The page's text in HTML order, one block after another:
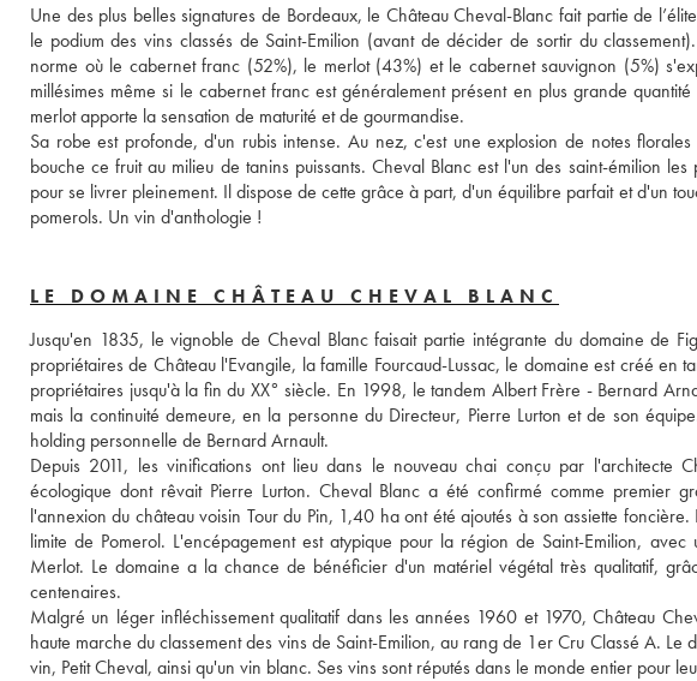
Une des plus belles signatures de Bordeaux, le Château Cheval-Blanc fait partie de
le podium des vins classés de Saint-Emilion (avant de décider de sortir du
norme où le cabernet franc (52%), le merlot (43%) et le cabernet sauvignon (5%)
millésimes même si le cabernet franc est généralement présent en plus grande
merlot apporte la sensation de maturité et de gourmandise.
Sa robe est profonde, d'un rubis intense. Au nez, c'est une explosion de notes
bouche ce fruit au milieu de tanins puissants. Cheval Blanc est l'un des saint-émilion
pour se livrer pleinement. Il dispose de cette grâce à part, d'un équilibre parfait et d'un
pomerols. Un vin d'anthologie !
LE DOMAINE CHÂTEAU CHEVAL BLANC
Jusqu'en 1835, le vignoble de Cheval Blanc faisait partie intégrante du domaine de
propriétaires de Château l'Evangile, la famille Fourcaud-Lussac, le domaine est créé en
propriétaires jusqu'à la fin du XX° siècle. En 1998, le tandem Albert Frère - Bernard
mais la continuité demeure, en la personne du Directeur, Pierre Lurton et de son
holding personnelle de Bernard Arnault.
Depuis 2011, les vinifications ont lieu dans le nouveau chai conçu par l'architecte
écologique dont rêvait Pierre Lurton. Cheval Blanc a été confirmé comme premier
l'annexion du château voisin Tour du Pin, 1,40 ha ont été ajoutés à son assiette
limite de Pomerol. L'encépagement est atypique pour la région de Saint-Emilion,
Merlot. Le domaine a la chance de bénéficier d'un matériel végétal très qualitatif,
centenaires.
Malgré un léger infléchissement qualitatif dans les années 1960 et 1970, Château
haute marche du classement des vins de Saint-Emilion, au rang de 1er Cru Classé A.
vin, Petit Cheval, ainsi qu'un vin blanc. Ses vins sont réputés dans le monde entier pour